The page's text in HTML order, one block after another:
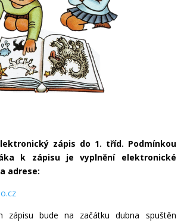
zápis do 1. tříd. Podmínkou
k zápisu je vyplnění elektronické
adrese:
zápisu bude na začátku dubna spuštěn